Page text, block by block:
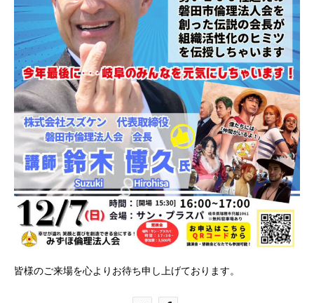
皆様のご来場を心よりお待ち申し上げております。